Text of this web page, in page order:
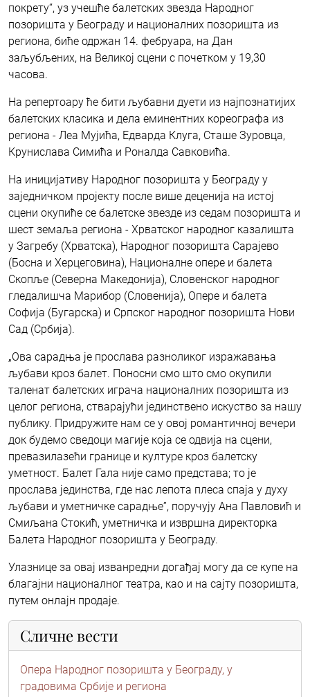
покрету“, уз учешће балетских звезда Народног
позоришта у Београду и националних позоришта из
региона, биће одржан 14. фебруара, на Дан
заљубљених, на Великој сцени с почетком у 19,30
часова.
На репертоару ће бити љубавни дуети из најпознатијих
балетских класика и дела еминентних кореографа из
региона - Леа Мујића, Едварда Клуга, Сташе Зуровца,
Крунислава Симића и Роналда Савковића.
На иницијативу Народног позоришта у Београду у
заједничком пројекту после више деценија на истој
сцени окупиће се балетске звезде из седам позоришта и
шест земаља региона - Хрватског народног казалишта
у Загребу (Хрватска), Народног позоришта Сарајево
(Босна и Херцеговина), Националне опере и балета
Скопље (Северна Македонија), Словенског народног
гледалишча Марибор (Словенија), Опере и балета
Софија (Бугарска) и Српског народног позоришта Нови
Сад (Србија).
„Ова сарадња је прослава разноликог изражавања
љубави кроз балет. Поносни смо што смо окупили
таленат балетских играча националних позоришта из
целог региона, стварајући јединствено искуство за нашу
публику. Придружите нам се у овој романтичној вечери
док будемо сведоци магије која се одвија на сцени,
превазилазећи границе и културе кроз балетску
уметност. Балет Гала није само представа; то је
прослава јединства, где нас лепота плеса спаја у духу
љубави и уметничке сарадње”, поручују Ана Павловић и
Смиљана Стокић, уметничка и извршна директорка
Балета Народног позоришта у Београду.
Улазнице за овај изванредни догађај могу да се купе на
благајни националног театра, као и на сајту позоришта,
путем онлајн продаје.
Сличне вести
Опера Народног позоришта у Београду, у
градовима Србије и региона